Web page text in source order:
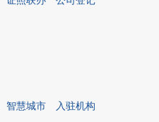
智慧城市 入驻机构